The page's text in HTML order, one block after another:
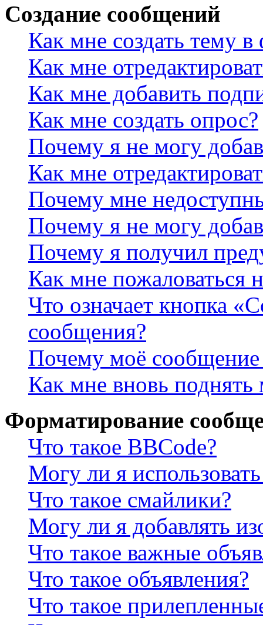
Создание сообщений
Как мне создать тему
Как мне
Как мне добавить
Как мне создать опрос?
Почему я не могу
Как мне
Почему мне
Почему я не могу
Почему я получил
Как мне пожаловаться
Что означает кнопка
сообщения?
Почему моё сообщение
Как мне вновь
Форматирование
Что такое BBCode?
Могу ли я
Что такое смайлики?
Могу ли я добавлять
Что такое важные
Что такое объявления?
Что такое